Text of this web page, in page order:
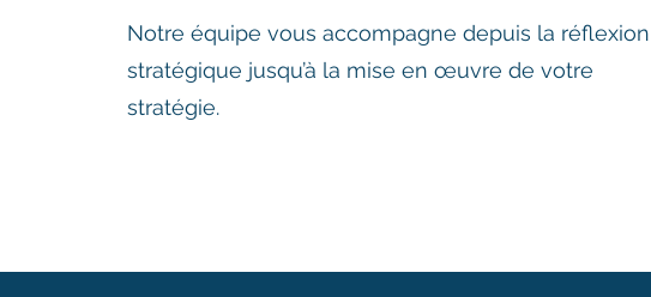
Notre équipe vous accompagne depuis la réflexion
stratégique jusqu’à la mise en œuvre de votre
stratégie.